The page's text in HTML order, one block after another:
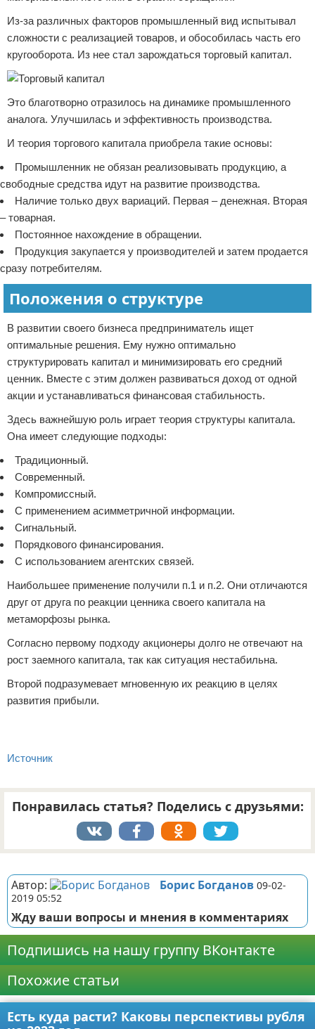
Из-за различных факторов промышленный вид испытывал
сложности с реализацией товаров, и обособилась часть его
кругооборота. Из нее стал зарождаться торговый капитал.
Это благотворно отразилось на динамике промышленного
аналога. Улучшилась и эффективность производства.
И теория торгового капитала приобрела такие основы:
Промышленник не обязан реализовывать продукцию, а
свободные средства идут на развитие производства.
Наличие только двух вариаций. Первая – денежная. Вторая
– товарная.
Постоянное нахождение в обращении.
Продукция закупается у производителей и затем продается
сразу потребителям.
Положения о структуре
В развитии своего бизнеса предприниматель ищет
оптимальные решения. Ему нужно оптимально
структурировать капитал и минимизировать его средний
ценник. Вместе с этим должен развиваться доход от одной
акции и устанавливаться финансовая стабильность.
Здесь важнейшую роль играет теория структуры капитала.
Она имеет следующие подходы:
Традиционный.
Современный.
Компромиссный.
С применением асимметричной информации.
Сигнальный.
Порядкового финансирования.
С использованием агентских связей.
Наибольшее применение получили п.1 и п.2. Они отличаются
друг от друга по реакции ценника своего капитала на
метаморфозы рынка.
Согласно первому подходу акционеры долго не отвечают на
рост заемного капитала, так как ситуация нестабильна.
Второй подразумевает мгновенную их реакцию в целях
развития прибыли.
Источник
Понравилась статья? Поделись с друзьями:
Автор: Борис Богданов 09-02-
2019 05:52
Жду ваши вопросы и мнения в комментариях
Подпишись на нашу группу ВКонтакте
Похожие статьи
Есть куда расти? Каковы перспективы рубля